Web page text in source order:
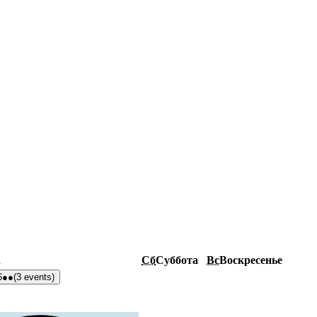
СбСуббота ВсВоскресенье
●●(3 events)